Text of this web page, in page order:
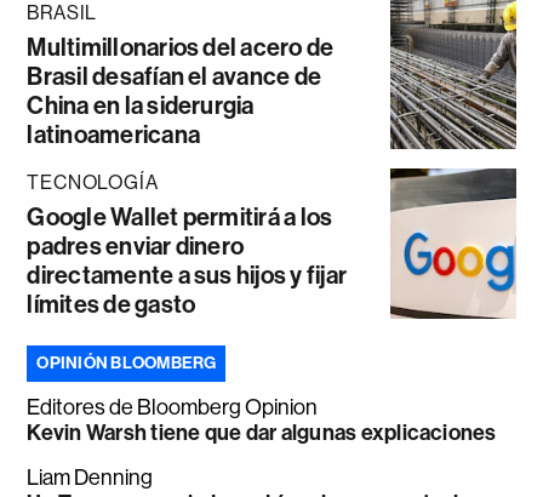
BRASIL
Multimillonarios del acero de
Brasil desafían el avance de
China en la siderurgia
latinoamericana
TECNOLOGÍA
Google Wallet permitirá a los
padres enviar dinero
directamente a sus hijos y fijar
límites de gasto
OPINIÓN BLOOMBERG
Editores de Bloomberg Opinion
Kevin Warsh tiene que dar algunas explicaciones
Liam Denning